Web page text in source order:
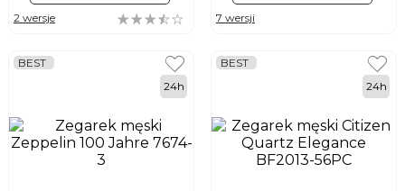
2 wersje 7 wersji
BEST
24h
BEST
24h